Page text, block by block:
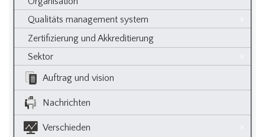
Qualitäts management system
Zertifizierung und Akkreditierung
Sektor
Auftrag und vision
Nachrichten
Verschieden